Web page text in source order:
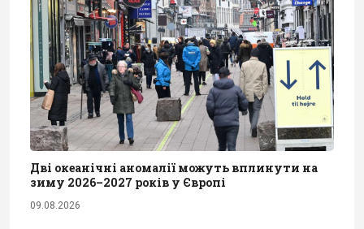
Дві океанічні аномалії можуть вплинути на
зиму 2026–2027 років у Європі
09.08.2026